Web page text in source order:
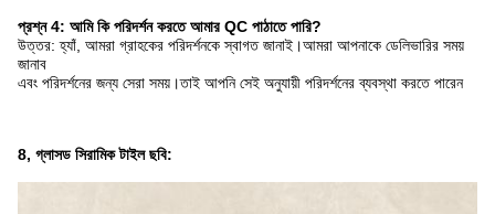
প্রশ্ন 4: আমি কি পরিদর্শন করতে আমার QC পাঠাতে পারি?
উত্তর: হ্যাঁ, আমরা গ্রাহকের পরিদর্শনকে স্বাগত জানাই।আমরা আপনাকে ডেলিভারির সময়
জানাব
এবং পরিদর্শনের জন্য সেরা সময়।তাই আপনি সেই অনুযায়ী পরিদর্শনের ব্যবস্থা করতে পারেন
8, গ্লাসড সিরামিক টাইল ছবি: